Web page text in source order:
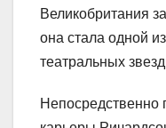
Великобритания
она стала одной
театральных
Непосредственно